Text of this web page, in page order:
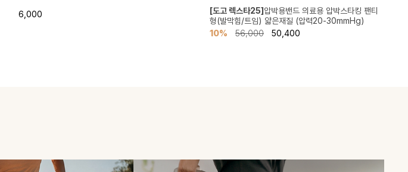
6,000 [도고 렉스타25]압박용밴드 의료용 압박스타킹 팬티
형(발막힘/트임) 얇은재질 (압력20-30mmHg)
10%
56,000 50,400